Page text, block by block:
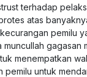
terhadap
atas
pemilu
muncullah
menempatkan
untuk